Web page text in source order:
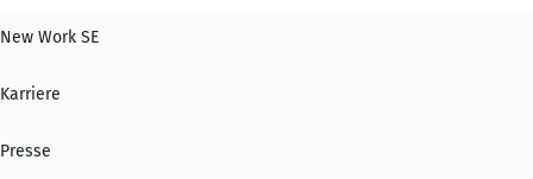
New Work SE
Karriere
Presse